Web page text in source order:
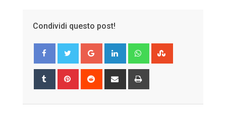
Condividi questo post!
Google+ LinkedIn Whatsapp
Tumblr Pinterest Reddit
Share